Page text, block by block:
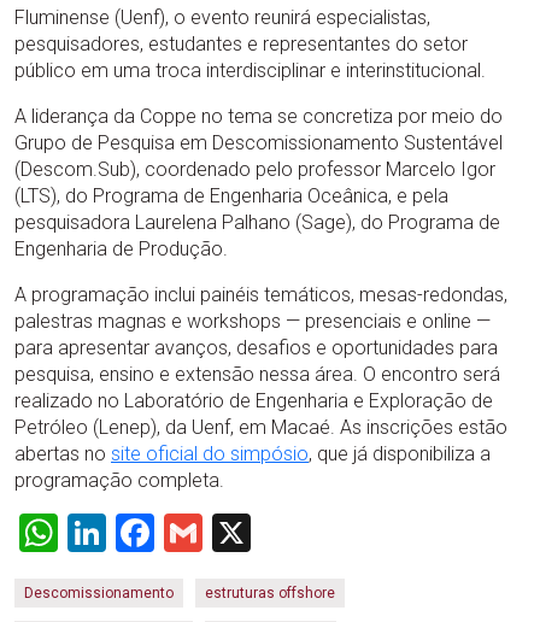
Fluminense (Uenf), o evento reunirá especialistas,
pesquisadores, estudantes e representantes do setor
público em uma troca interdisciplinar e interinstitucional.
A liderança da Coppe no tema se concretiza por meio do
Grupo de Pesquisa em Descomissionamento Sustentável
(Descom.Sub), coordenado pelo professor Marcelo Igor
(LTS), do Programa de Engenharia Oceânica, e pela
pesquisadora Laurelena Palhano (Sage), do Programa de
Engenharia de Produção.
A programação inclui painéis temáticos, mesas-redondas,
palestras magnas e workshops — presenciais e online —
para apresentar avanços, desafios e oportunidades para
pesquisa, ensino e extensão nessa área. O encontro será
realizado no Laboratório de Engenharia e Exploração de
Petróleo (Lenep), da Uenf, em Macaé. As inscrições estão
abertas no site oficial do simpósio, que já disponibiliza a
programação completa.
WhatsApp
LinkedIn
Facebook
Gmail
Descomissionamento estruturas offshore